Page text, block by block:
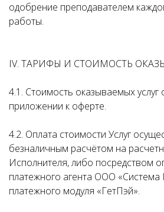
одобрение преподавателем
работы.
IV. ТАРИФЫ И СТОИМОСТЬ
4.1. Стоимость оказываемых услуг
приложении к оферте.
4.2. Оплата стоимости Услуг
безналичным расчётом на
Исполнителя, либо посредством
платежного агента ООО «Система
платежного модуля «ГетПэй».